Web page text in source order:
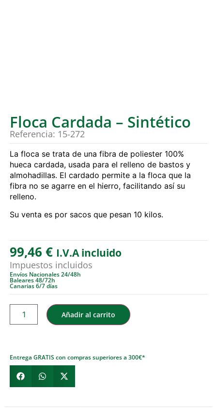
Floca Cardada – Sintético
Referencia: 15-272
La floca se trata de una fibra de poliester 100%
hueca cardada, usada para el relleno de bastos y
almohadillas. El cardado permite a la floca que la
fibra no se agarre en el hierro, facilitando así su
relleno.
Su venta es por sacos que pesan 10 kilos.
99,46 € I.V.A incluido
Impuestos incluidos
Envíos Nacionales 24/48h
Baleares 48/72h
Canarias 6/7 días
Añadir al carrito
Entrega GRATIS con compras superiores a 300€*